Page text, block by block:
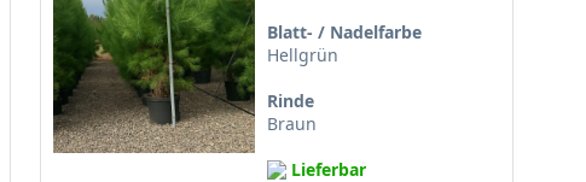
Blatt- / Nadelfarbe
Hellgrün
Rinde
Braun
Lieferbar